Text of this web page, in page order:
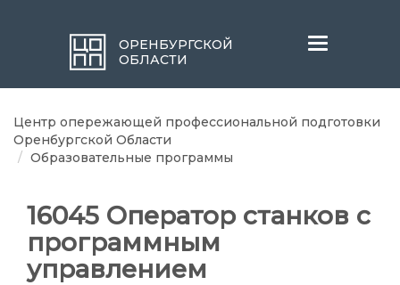
ОРЕНБУРГСКОЙ
ОБЛАСТИ
Меню
Центр опережающей профессиональной подготовки
Оренбургской Области
Образовательные программы
16045 Оператор станков с
программным
управлением